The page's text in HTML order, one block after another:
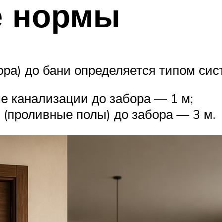
нормы
до бани определяется типом
канализации до забора — 1 м;
(проливные полы) до забора — 3 м.